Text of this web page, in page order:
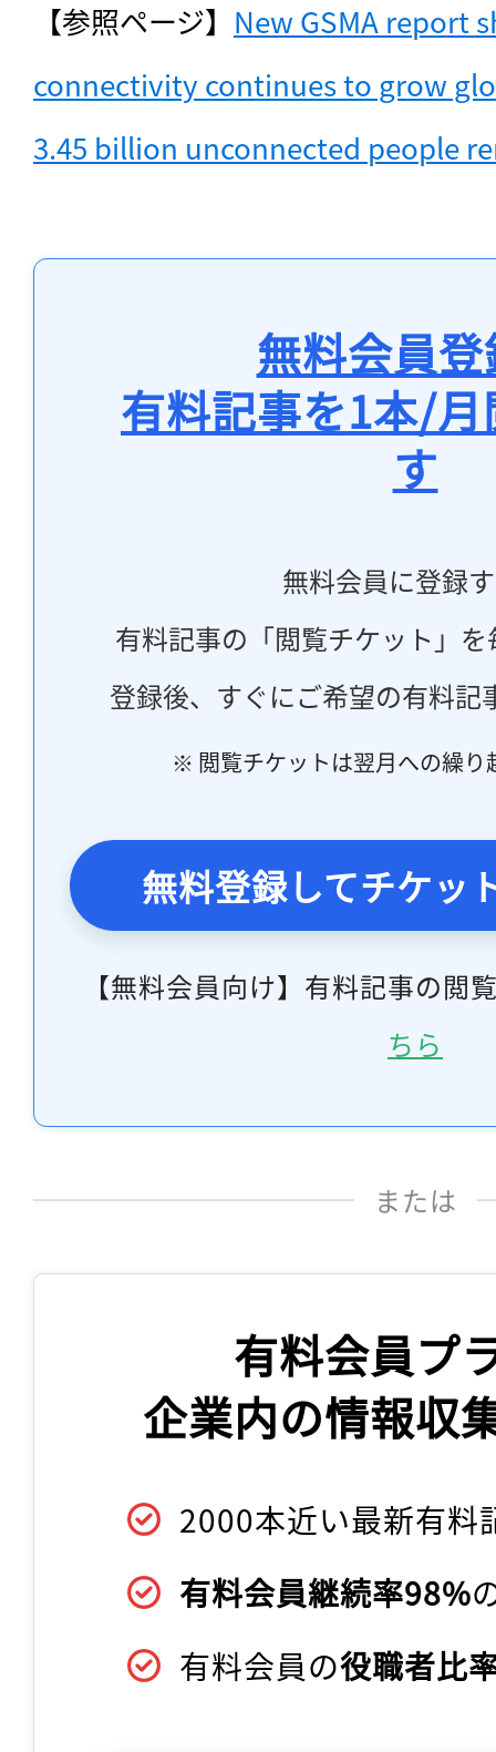
【参照ページ】 New GSMA report
connectivity continues to grow
3.45 billion unconnected people
無料会員
有料記事を1本/
す
無料会員に登録
有料記事の「閲覧チケット」
登録後、すぐにご希望の有料記
※ 閲覧チケットは翌月への繰り
無料登録してチケッ
【無料会員向け】有料記事の閲
ちら
または
有料会員プ
企業内の情報収
2000本近い最新有料
有料会員継続率98%
有料会員の役職者比